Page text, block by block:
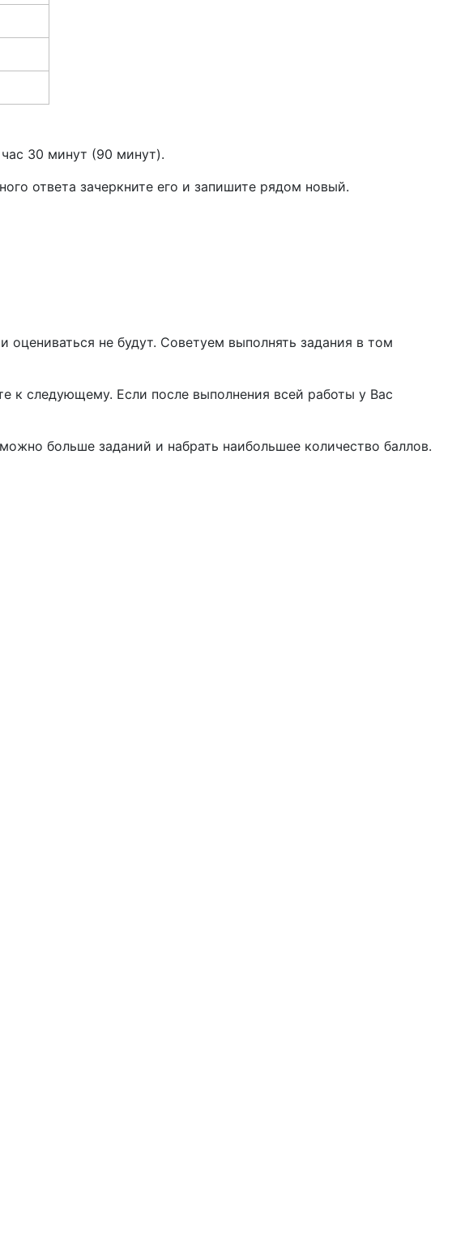
30 минут (90 минут).
ответа зачеркните его и запишите рядом новый.
не будут. Советуем выполнять задания в том
к следующему. Если после выполнения всей работы у Вас
больше заданий и набрать наибольшее количество баллов.